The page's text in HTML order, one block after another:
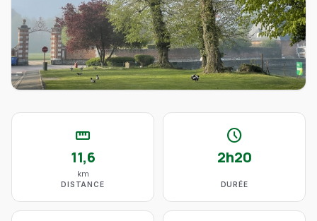
straighten
11,6
km
DISTANCE
schedule
2h20
DURÉE